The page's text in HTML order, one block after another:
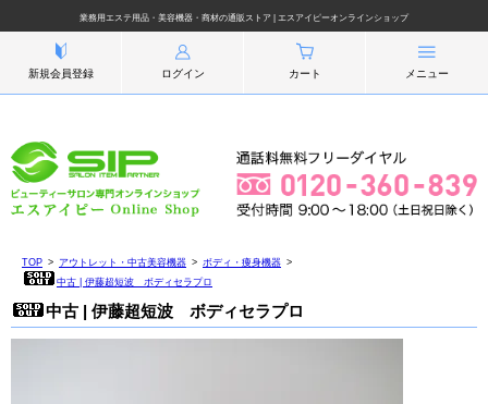
業務用エステ用品・美容機器・商材の通販ストア | エスアイピーオンラインショップ
新規会員登録 ログイン カート メニュー
TOP アウトレット・中古美容機器
ボディ・痩身機器
中古 | 伊藤超短波 ボディセラプロ
中古 | 伊藤超短波 ボディセラプロ